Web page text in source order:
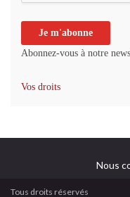
Abonnez-vous à notre
Vos droits
Nous
Tous droits réservés